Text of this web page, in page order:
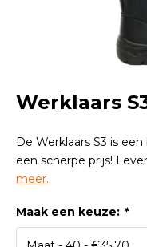
Werklaars
De Werklaars S3 is
een scherpe prijs!
meer.
Maak een keuze: *